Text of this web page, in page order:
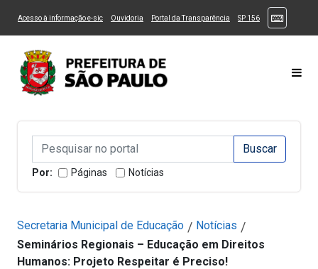
Ir ao Conteúdo Ir para menu principal Ir para busca 3
Alternar Alto Contraste
Acesso à informação e-sic(Link para um novo sítio)
Ouvidoria (Link para um novo sítio)
Portal da Transparência (Link para um novo sítio)
SP 156(Link para um
Campo de Busca de informações
Campo de Busca de informações Enviar a Busca
Por: Páginas Notícias
Secretaria Municipal de Educação / Notícias /
Seminários Regionais – Educação em Direitos
Humanos: Projeto Respeitar é Preciso!